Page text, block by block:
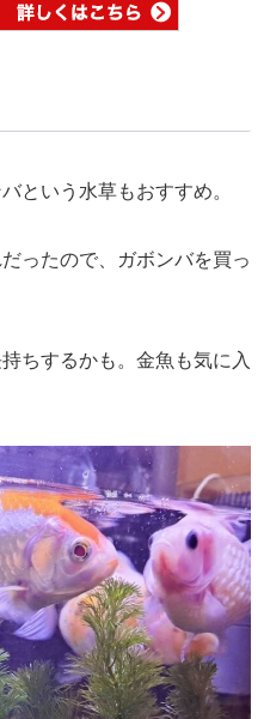
という水草もおすすめ。
ったので、ガボンバを買っ
ちするかも。金魚も気に入